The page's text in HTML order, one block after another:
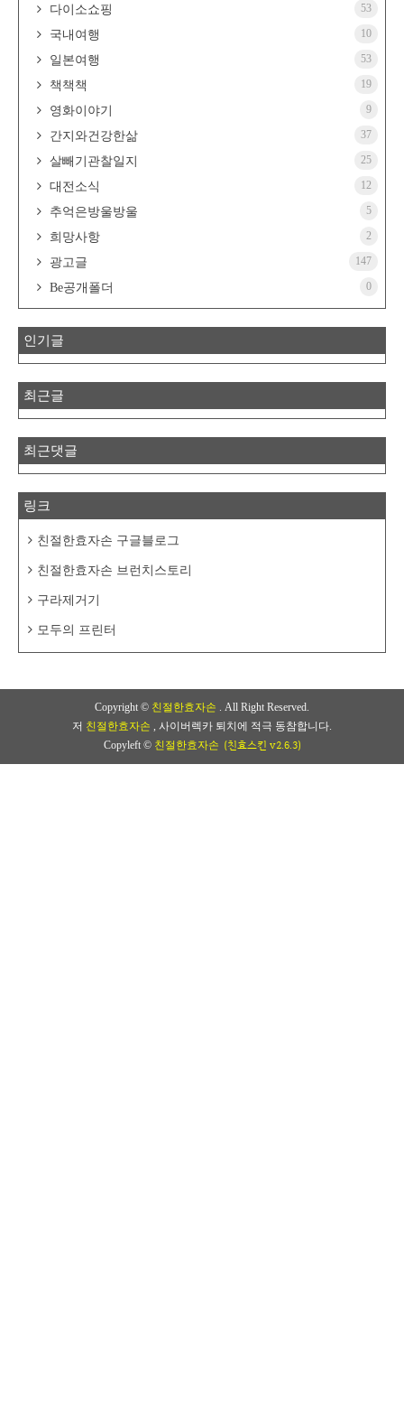
다이소쇼핑 53
국내여행 10
일본여행 53
책책책 19
영화이야기 9
간지와건강한삶 37
살빼기관찰일지 25
대전소식 12
추억은방울방울 5
희망사항 2
광고글 147
Be공개폴더 0
인기글
최근글
최근댓글
링크
친절한효자손 구글블로그
친절한효자손 브런치스토리
구라제거기
모두의 프린터
Copyright © 친절한효자손
. All Right Reserved.
저 친절한효자손
, 사이버렉카 퇴치에 적극 동참합니다.
Copyleft © 친절한효자손 (친효스킨 v2.6.3)